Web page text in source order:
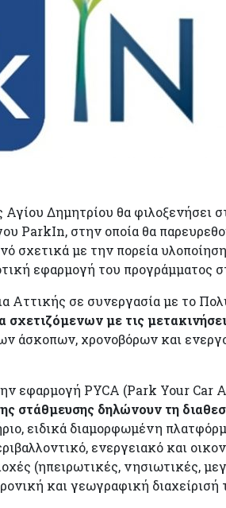
Αγίου Δημητρίου θα
ParkIn, στην οποία θα
σχετικά με την πορεία
εφαρμογή του προγράμματος
Αττικής σε συνεργασία με το
με τις
άσκοπων, χρονοβόρων και
εφαρμογή PYCA (Park Your
στάθμευσης δηλώνουν τη
ειδικά διαμορφωμένη
ενεργειακό και
(ηπειρωτικές, νησιωτικές,
και γεωγραφική